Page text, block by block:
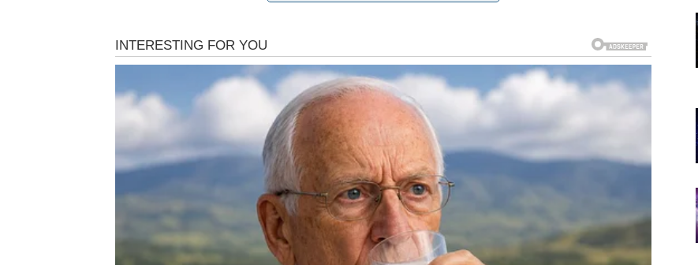
RAK
Ova sreda donosi vamemotivnu jasnoću. Shvatate šta vam prija, a šta vas iscrpljuje. Mnogi Rakovi
danas osećaju olakšanje, kao da se težina sa srca polako skida. Moguće su lepe vesti iz kruga
porodice ili razgovor koji donosi mir. Na poslu – stabilnost, bez većih tenzija. U ljubavi, dan je
obojen toplinom, nežnošću i potrebom za bliskošću. Ako ste sami, moguće je da neko pokaže
interesovanje na suptilan način. Intuicija vam je danas izuzetno jaka – slušajte je.
LAV
Sreda je dan kada ponovo blistate
. Vaša energija je snažna, ali pozitivna, i ljudi to primećuju.